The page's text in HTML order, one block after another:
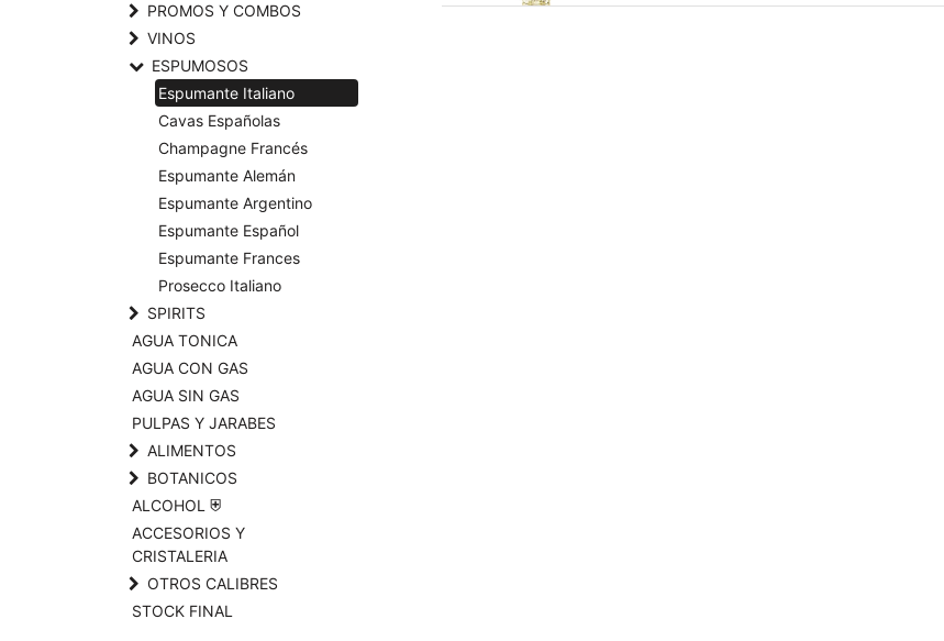
PROMOS Y COMBOS
VINOS
ESPUMOSOS
Espumante Italiano
Cavas Españolas
Champagne Francés
Espumante Alemán
Espumante Argentino
Espumante Español
Espumante Frances
Prosecco Italiano
SPIRITS
AGUA TONICA
AGUA CON GAS
AGUA SIN GAS
PULPAS Y JARABES
ALIMENTOS
BOTANICOS
ALCOHOL ⛨
ACCESORIOS Y
CRISTALERIA
OTROS CALIBRES
STOCK FINAL